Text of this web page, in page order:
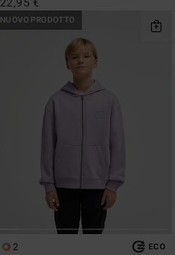
NUOVO PRODOTTO
2 ECO